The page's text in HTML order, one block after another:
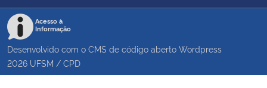
Acesso à
Informação
Desenvolvido com o CMS de código aberto Wordpress
2026 UFSM / CPD